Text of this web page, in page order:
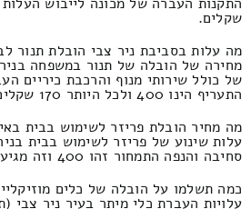
שקלים.
מה עלות בסביבת ניר צבי הובלת תנור
מחירה של הובלה של תנור במשפחה
של כולל שירותי מנוף והרכבת כיריים
התעריף הינו 400 ולכל היותר 170 שקלים חדשים.
מה מחיר הובלת פריזר לשימוש בבית
עלות שינוע של פריזר לשימוש בבית
סחיבה והנפה התמחור זהו 400 וזה מגיע עד 210 ₪.
כמה תשלמו על הובלה של כלים
עלויות העברת כלי מיתר בעיר ניר צבי